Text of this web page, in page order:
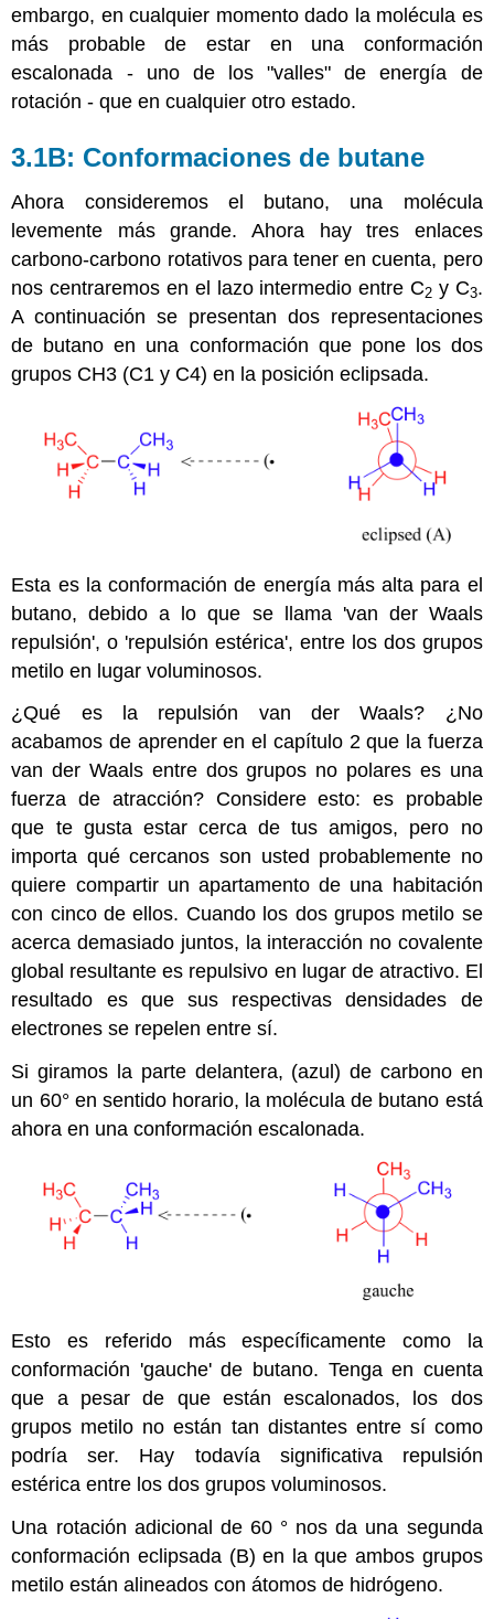
embargo, en cualquier momento dado la molécula es
más probable de estar en una conformación
escalonada - uno de los "valles" de energía de
rotación - que en cualquier otro estado.
3.1B: Conformaciones de butane
Ahora consideremos el butano, una molécula
levemente más grande. Ahora hay tres enlaces
carbono-carbono rotativos para tener en cuenta, pero
nos centraremos en el lazo intermedio entre C2 y C3.
A continuación se presentan dos representaciones
de butano en una conformación que pone los dos
grupos CH3 (C1 y C4) en la posición eclipsada.
Esta es la conformación de energía más alta para el
butano, debido a lo que se llama 'van der Waals
repulsión', o 'repulsión estérica', entre los dos grupos
metilo en lugar voluminosos.
¿Qué es la repulsión van der Waals? ¿No
acabamos de aprender en el capítulo 2 que la fuerza
van der Waals entre dos grupos no polares es una
fuerza de atracción? Considere esto: es probable
que te gusta estar cerca de tus amigos, pero no
importa qué cercanos son usted probablemente no
quiere compartir un apartamento de una habitación
con cinco de ellos. Cuando los dos grupos metilo se
acerca demasiado juntos, la interacción no covalente
global resultante es repulsivo en lugar de atractivo. El
resultado es que sus respectivas densidades de
electrones se repelen entre sí.
Si giramos la parte delantera, (azul) de carbono en
un 60° en sentido horario, la molécula de butano está
ahora en una conformación escalonada.
Esto es referido más específicamente como la
conformación 'gauche' de butano. Tenga en cuenta
que a pesar de que están escalonados, los dos
grupos metilo no están tan distantes entre sí como
podría ser. Hay todavía significativa repulsión
estérica entre los dos grupos voluminosos.
Una rotación adicional de 60 ° nos da una segunda
conformación eclipsada (B) en la que ambos grupos
metilo están alineados con átomos de hidrógeno.